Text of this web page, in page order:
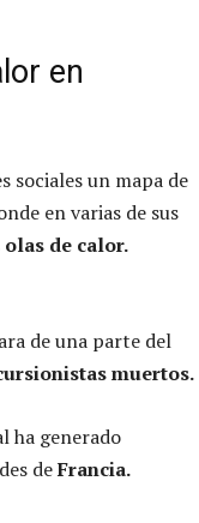
en
sociales un mapa de
en varias de sus
de calor.
de una parte del
muertos.
ha generado
deFrancia.